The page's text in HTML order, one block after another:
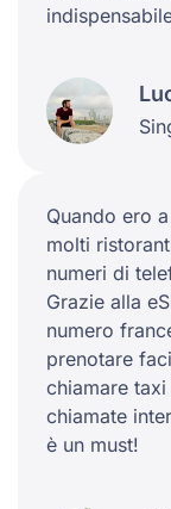
Quando ero
molti
numeri di
Grazie alla
numero
prenotare
chiamare
chiamate
è un must!